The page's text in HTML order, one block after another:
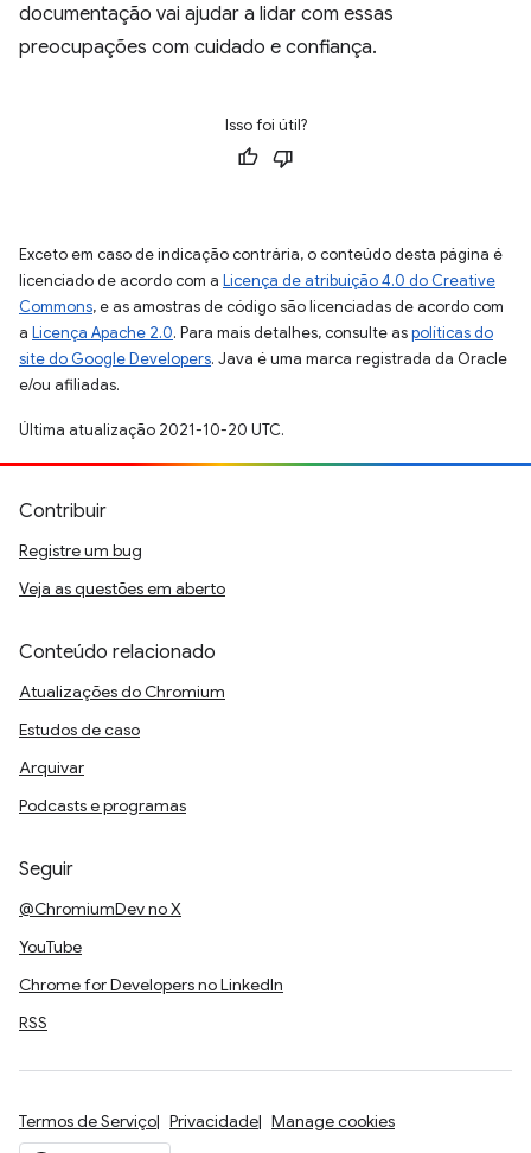
documentação vai ajudar a lidar com essas
preocupações com cuidado e confiança.
Isso foi útil?
Exceto em caso de indicação contrária, o conteúdo desta página é
licenciado de acordo com a Licença de atribuição 4.0 do Creative
Commons, e as amostras de código são licenciadas de acordo com
a Licença Apache 2.0. Para mais detalhes, consulte aspolíticas do
site do Google Developers. Java é uma marca registrada da Oracle
e/ou afiliadas.
Última atualização 2021-10-20 UTC.
Contribuir
Registre um bug
Veja as questões em aberto
Conteúdo relacionado
Atualizações do Chromium
Estudos de caso
Arquivar
Podcasts e programas
Seguir
@ChromiumDev no X
YouTube
Chrome for Developers no LinkedIn
RSS
Termos de Serviço Privacidade Manage cookies